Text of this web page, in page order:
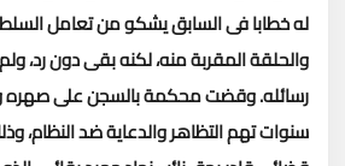
له خطابا فى السابق يشكو من تعامل
والحلقة المقربة منه، لكنه بقى دون رد،
رسائله.
سنوات تهم التظاهر والدعاية ضد النظام،